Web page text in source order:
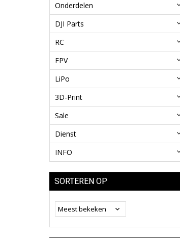
Onderdelen
DJI Parts
RC
FPV
LiPo
3D-Print
Sale
Dienst
INFO
SORTEREN OP